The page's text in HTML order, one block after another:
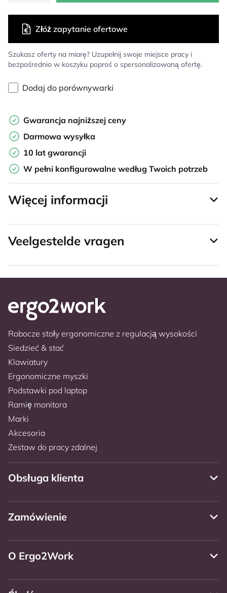
Szukasz oferty na miarę? Uzupełnij swoje miejsce pracy i
bezpośrednio w koszyku poproś o spersonalizowaną ofertę.
Złóż zapytanie ofertowe
Dodaj do porównywarki
Gwarancja najniższej ceny
Darmowa wysyłka
10 lat gwarancji
W pełni konfigurowalne według Twoich potrzeb
Więcej informacji
Veelgestelde vragen
Robocze stoły ergonomiczne z regulacją wysokości
Siedzieć & stać
Klawiatury
Ergonomiczne myszki
Podstawki pod laptop
Ramię monitora
Marki
Akcesoria
Zestaw do pracy zdalnej
Obsługa klienta
Zamówienie
O Ergo2Work